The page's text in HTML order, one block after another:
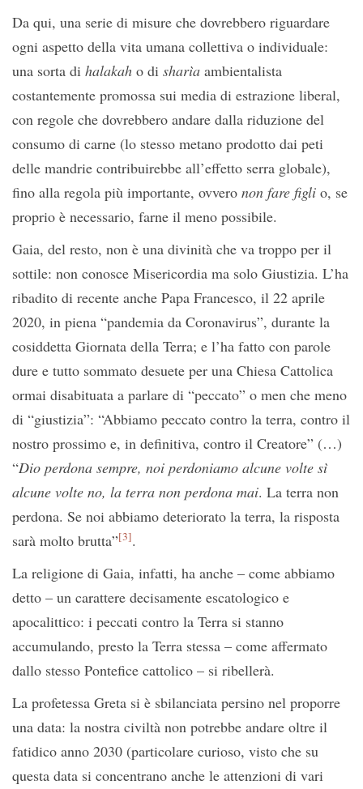
Da qui, una serie di misure che dovrebbero riguardare
ogni aspetto della vita umana collettiva o individuale:
una sorta di halakah o di sharìa ambientalista
costantemente promossa sui media di estrazione liberal,
con regole che dovrebbero andare dalla riduzione del
consumo di carne (lo stesso metano prodotto dai peti
delle mandrie contribuirebbe all’effetto serra globale),
fino alla regola più importante, ovvero non fare figli o, se
proprio è necessario, farne il meno possibile.
Gaia, del resto, non è una divinità che va troppo per il
sottile: non conosce Misericordia ma solo Giustizia. L’ha
ribadito di recente anche Papa Francesco, il 22 aprile
2020, in piena “pandemia da Coronavirus”, durante la
cosiddetta Giornata della Terra; e l’ha fatto con parole
dure e tutto sommato desuete per una Chiesa Cattolica
ormai disabituata a parlare di “peccato” o men che meno
di “giustizia”: “Abbiamo peccato contro la terra, contro il
nostro prossimo e, in definitiva, contro il Creatore” (…)
“Dio perdona sempre, noi perdoniamo alcune volte sì
alcune volte no, la terra non perdona mai. La terra non
perdona. Se noi abbiamo deteriorato la terra, la risposta
sarà molto brutta”[3].
La religione di Gaia, infatti, ha anche – come abbiamo
detto – un carattere decisamente escatologico e
apocalittico: i peccati contro la Terra si stanno
accumulando, presto la Terra stessa – come affermato
dallo stesso Pontefice cattolico – si ribellerà.
La profetessa Greta si è sbilanciata persino nel proporre
una data: la nostra civiltà non potrebbe andare oltre il
fatidico anno 2030 (particolare curioso, visto che su
questa data si concentrano anche le attenzioni di vari